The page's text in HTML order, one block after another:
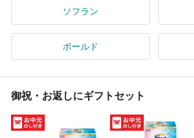
ソフラン
ボールド
御祝・お返しにギフトセット